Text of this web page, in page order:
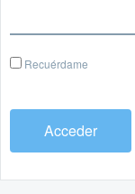
Recuérdame
Acceder